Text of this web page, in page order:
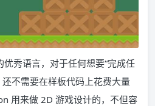
秀语言，对于任何想要“完成任
不需要在样板代码上花费大量
用来做 2D 游戏设计的，不但容